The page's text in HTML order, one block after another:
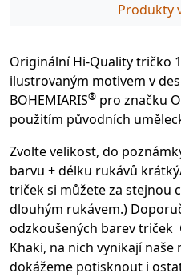
Produkty
Originální Hi-Quality tričko
ilustrovaným motivem v
BOHEMIARIS® pro značku
použitím původních
Zvolte velikost, do
barvu + délku rukávů
triček si můžete za stejnou
dlouhým rukávem.)
odzkoušených barev
Khaki, na nich vynikají
dokážeme potisknout i